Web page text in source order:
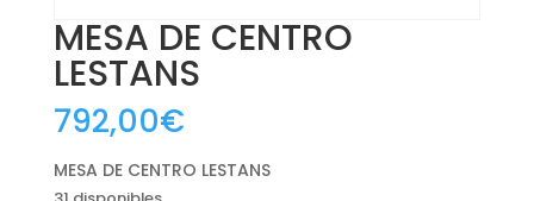
MESA DE CENTRO
LESTANS
792,00€
MESA DE CENTRO LESTANS